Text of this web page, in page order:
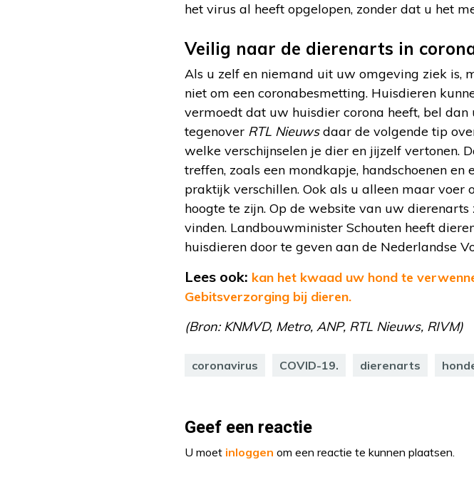
het virus al heeft opgelopen, zonder dat u het
Veilig naar de dierenarts in
Als u zelf en niemand uit uw omgeving ziek is,
niet om een coronabesmetting. Huisdieren
vermoedt dat uw huisdier corona heeft, bel
tegenover RTL Nieuwsdaar de volgende tip
welke verschijnselen je dier en jijzelf vertonen.
treffen, zoals een mondkapje, handschoenen
praktijk verschillen. Ook als u alleen maar
hoogte te zijn. Op de website van uw
vinden. Landbouwminister Schouten heeft
huisdieren door te geven aan de Nederlandse
Lees ook: kan het kwaad uw hond te
Gebitsverzorging bij dieren.
(Bron: KNMVD, Metro, ANP, RTL Nieuws, RIVM)
coronavirus COVID-19. dierenarts
Geef een reactie
U moet inloggen om een reactie te kunnen plaatsen.